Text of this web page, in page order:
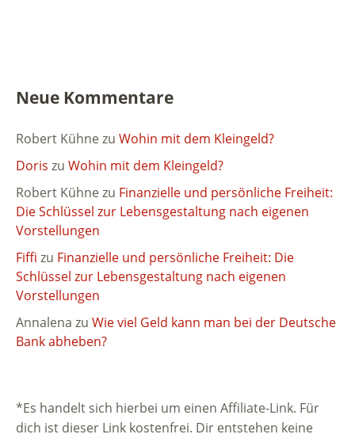
Neue Kommentare
Robert Kühnezu Wohin mit dem Kleingeld?
Doris zu Wohin mit dem Kleingeld?
Robert Kühnezu Finanzielle und persönliche Freiheit:
Die Schlüssel zur Lebensgestaltung nach eigenen
Vorstellungen
Fiffi zu Finanzielle und persönliche Freiheit: Die
Schlüssel zur Lebensgestaltung nach eigenen
Vorstellungen
Annalena zu Wie viel Geld kann man bei der Deutsche
Bank abheben?
*Es handelt sich hierbei um einen Affiliate-Link. Für
dich ist dieser Link kostenfrei. Dir entstehen keine